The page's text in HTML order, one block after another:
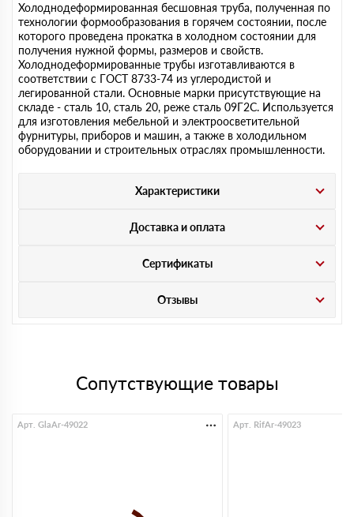
Холоднодеформированная бесшовная труба, полученная по
технологии формообразования в горячем состоянии, после
которого проведена прокатка в холодном состоянии для
получения нужной формы, размеров и свойств.
Холоднодеформированные трубы изготавливаются в
соответствии с ГОСТ 8733-74 из углеродистой и
легированной стали. Основные марки присутствующие на
складе - сталь 10, сталь 20, реже сталь 09Г2С. Используется
для изготовления мебельной и электроосветительной
фурнитуры, приборов и машин, а также в холодильном
оборудовании и строительных отраслях промышленности.
Характеристики
Доставка и оплата
Сертификаты
Отзывы
Сопутствующие товары
Арт. GlaAr-49022 Арт. RifAr-49023